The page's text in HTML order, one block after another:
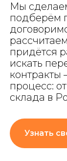
Мы
подберём
придётся
искать
контракты
процесс:
склада в
Узнать